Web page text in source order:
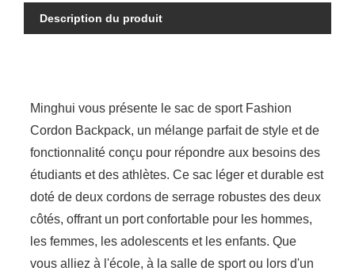
Description du produit
Minghui vous présente le sac de sport Fashion
Cordon Backpack, un mélange parfait de style et de
fonctionnalité conçu pour répondre aux besoins des
étudiants et des athlètes. Ce sac léger et durable est
doté de deux cordons de serrage robustes des deux
côtés, offrant un port confortable pour les hommes,
les femmes, les adolescents et les enfants. Que
vous alliez à l'école, à la salle de sport ou lors d'un